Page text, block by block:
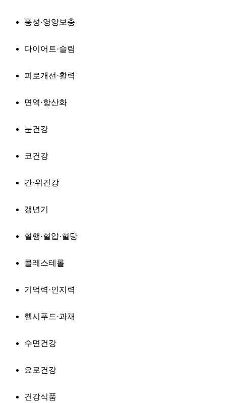
풍성·영양보충
다이어트·슬림
피로개선·활력
면역·항산화
눈건강
코건강
간·위건강
갱년기
혈행·혈압·혈당
콜레스테롤
기억력·인지력
헬시푸드·과채
수면건강
요로건강
건강식품